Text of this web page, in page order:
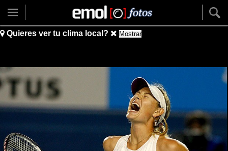
Quieres ver tu clima local? Mostrar